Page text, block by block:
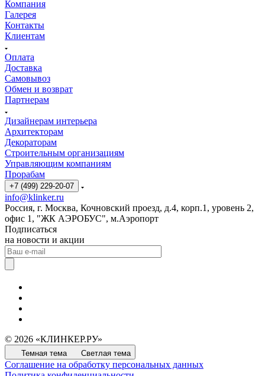
Компания
Галерея
Контакты
Клиентам
Оплата
Доставка
Самовывоз
Обмен и возврат
Партнерам
Дизайнерам интерьера
Архитекторам
Декораторам
Строительным организациям
Управляющим компаниям
Прорабам
+7 (499) 229-20-07
info@klinker.ru
Россия, г. Москва, Кочновский проезд, д.4, корп.1, уровень 2,
офис 1, "ЖК АЭРОБУС", м.Аэропорт
Подписаться
на новости и акции
© 2026 «КЛИНКЕР.РУ»
Темная тема Светлая тема
Соглашение на обработку персональных данных